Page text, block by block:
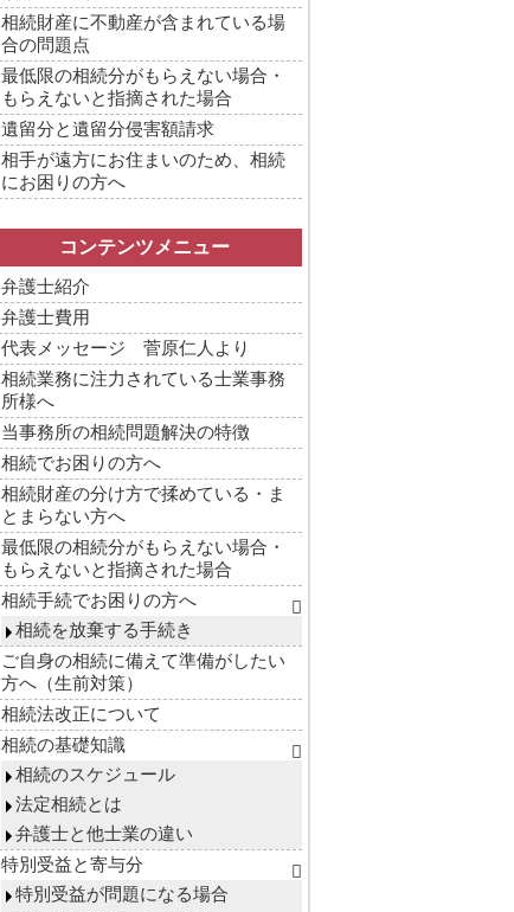
相続財産に不動産が含まれている場
合の問題点
最低限の相続分がもらえない場合・
もらえないと指摘された場合
遺留分と遺留分侵害額請求
相手が遠方にお住まいのため、相続
にお困りの方へ
コンテンツメニュー
弁護士紹介
弁護士費用
代表メッセージ 菅原仁人より
相続業務に注力されている士業事務
所様へ
当事務所の相続問題解決の特徴
相続でお困りの方へ
相続財産の分け方で揉めている・ま
とまらない方へ
最低限の相続分がもらえない場合・
もらえないと指摘された場合
相続手続でお困りの方へ
相続を放棄する手続き
ご自身の相続に備えて準備がしたい
方へ（生前対策）
相続法改正について
相続の基礎知識
相続のスケジュール
法定相続とは
弁護士と他士業の違い
特別受益と寄与分
特別受益が問題になる場合